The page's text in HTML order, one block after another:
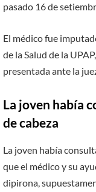
pasado 16 de
El médico fue
de la Salud de la
presentada ante la
La joven había
de cabeza
La joven había
que el médico y su
dipirona,